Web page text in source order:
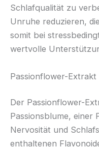
Schlafqualität zu
Unruhe reduzieren,
somit bei
wertvolle
Passionflower-Extrakt
Der Passionflower-
Passionsblume, einer
Nervosität und
enthaltenen